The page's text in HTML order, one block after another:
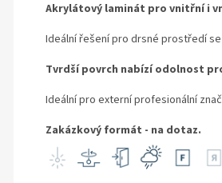
Akrylátový laminát pro vnitřní i
Ideální řešení pro drsné prostředí
Tvrdší povrch nabízí odolnost
Ideální pro externí profesionální
Zakázkový formát - na dotaz.